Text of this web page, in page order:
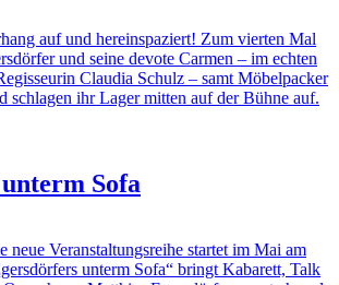
auf und hereinspaziert! Zum vierten Mal
und seine devote Carmen – im echten
Claudia Schulz – samt Möbelpacker
schlagen ihr Lager mitten auf der Bühne auf.
Sofa
Veranstaltungsreihe startet im Mai am
unterm Sofa“ bringt Kabarett, Talk